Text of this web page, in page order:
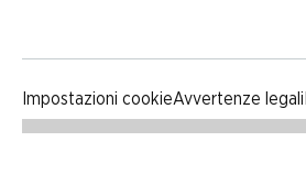
Impostazioni cookieAvvertenze legali